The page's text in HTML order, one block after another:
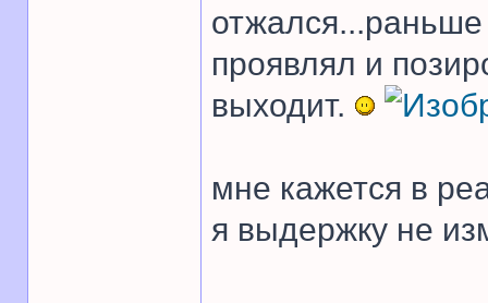
проявлял и
выходит.
мне кажется в
я выдержку не